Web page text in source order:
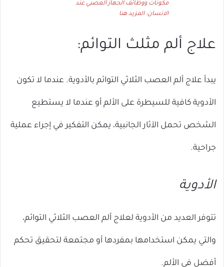
مكونات ووظائف الجهاز العصبي عند
الانسان: المزيد هنا
علاج ألم مثلث التوائم:
يبدأ علاج ألم العصب الثلاثي التوائم بالأدوية. عندما لا تكون
الأدوية كافية للسيطرة على الألم أو عندما لا يستطيع
الشخص تحمل الآثار الجانبية، يمكن التفكير في إجراء عملية
جراحية.
الأدوية
تتوفر العديد من الأدوية لعلاج ألم العصب الثلاثي التوائم،
والتي يمكن استخدامها بمفردها أو مجتمعة لتحقيق تحكم
أفضل في الألم.